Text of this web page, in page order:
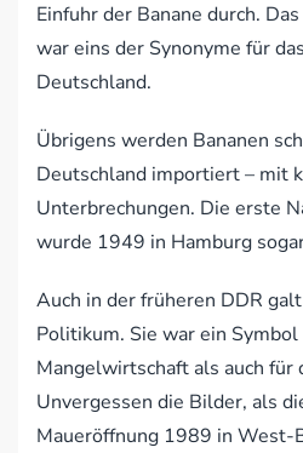
Einfuhr der Banane durch.
war eins der Synonyme für
Deutschland.
Übrigens werden Bananen
Deutschland importiert – mit
Unterbrechungen. Die erste
wurde 1949 in Hamburg
Auch in der früheren DDR
Politikum. Sie war ein
Mangelwirtschaft als auch für
Unvergessen die Bilder, als
Maueröffnung 1989 in West-